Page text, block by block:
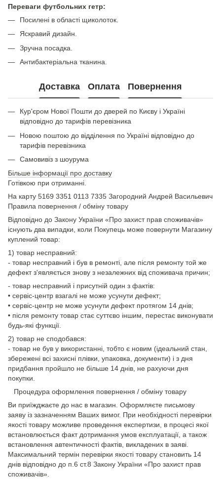
Переваги футбольних гетр:
Посилені в області щиколоток.
Яскравий дизайн.
Зручна посадка.
Антибактеріальна тканина.
Доставка Оплата Повернення
Кур'єром Нової Пошти до дверей по Києву і Україні
відповідно до тарифів перевізника
Новою поштою до відділення по Україні відповідно до
тарифів перевізника
Самовивіз з шоурума
Більше інформації про доставку
Готівкою при отриманні.
На карту 5169 3351 0113 7335 Загородний Андрей Васильевич
Правила повернення / обміну товару
Відповідно до Закону України «Про захист прав споживачів»
існують два випадки, коли Покупець може повернути Магазину
куплений товар:
1) товар несправний:
- товар несправний і був в ремонті, але після ремонту той же
дефект з'являється знову з незалежних від споживача причин;
- товар несправний і присутній один з фактів:
• сервіс-центр взагалі не може усунути дефект;
• сервіс-центр не може усунути дефект протягом 14 днів;
• після ремонту товар стає суттєво іншим, перестає виконувати
будь-які функції.
2) товар не сподобався:
- товар не був у використанні, тобто є новим (ідеальний стан,
збережені всі захисні плівки, упаковка, документи) і з дня
придбання пройшло не більше 14 днів, не рахуючи дня
покупки.
Процедура оформлення повернення / обміну товару
Ви приїжджаєте до нас в магазин. Оформляєте письмову
заяву із зазначенням Ваших вимог. При необхідності перевірки
якості товару можливе проведення експертизи, в процесі якої
встановлюється факт дотримання умов експлуатації, а також
встановлення автентичності фактів, викладених в заяві.
Максимальний термін перевірки якості товару становить 14
днів відповідно до п.6 ст.8 Закону України «Про захист прав
споживачів».